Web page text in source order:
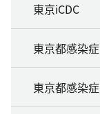
東京iCDC
東京都感染
東京都感染